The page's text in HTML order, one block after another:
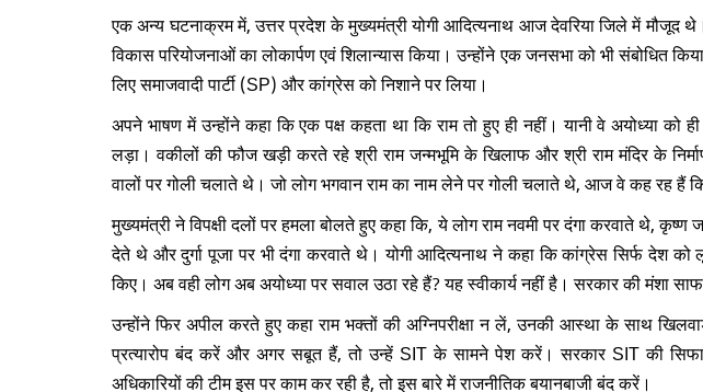
एक अन्य घटनाक्रम में, उत्तर प्रदेश के मुख्यमंत्री योगी आदित्यनाथ आज देवरिया जिले में
विकास परियोजनाओं का लोकार्पण एवं शिलान्यास किया। उन्होंने एक जनसभा को भी संबोधित
लिए समाजवादी पार्टी (SP) और कांग्रेस को निशाने पर लिया।
अपने भाषण में उन्होंने कहा कि एक पक्ष कहता था कि राम तो हुए ही नहीं। यानी वे अयोध्या को
लड़ा। वकीलों की फौज खड़ी करते रहे श्री राम जन्मभूमि के खिलाफ और श्री राम मंदिर के
वालों पर गोली चलाते थे। जो लोग भगवान राम का नाम लेने पर गोली चलाते थे, आज वे कह रह
मुख्यमंत्री ने विपक्षी दलों पर हमला बोलते हुए कहा कि, ये लोग राम नवमी पर दंगा करवाते थे,
देते थे और दुर्गा पूजा पर भी दंगा करवाते थे। योगी आदित्यनाथ ने कहा कि कांग्रेस सिर्फ देश को
किए। अब वही लोग अब अयोध्या पर सवाल उठा रहे हैं? यह स्वीकार्य नहीं है। सरकार की मंशा
उन्होंने फिर अपील करते हुए कहा राम भक्तों की अग्निपरीक्षा न लें, उनकी आस्था के साथ
प्रत्यारोप बंद करें और अगर सबूत हैं, तो उन्हें SIT के सामने पेश करें। सरकार SIT की
अधिकारियों की टीम इस पर काम कर रही है, तो इस बारे में राजनीतिक बयानबाजी बंद करें।